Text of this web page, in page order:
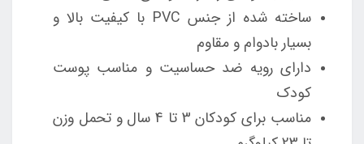
ساخته شده از جنس PVC با کیفیت بالا و
بسیار بادوام و مقاوم
دارای رویه ضد حساسیت و مناسب پوست
کودک
مناسب برای کودکان 3 تا 4 سال و تحمل وزن